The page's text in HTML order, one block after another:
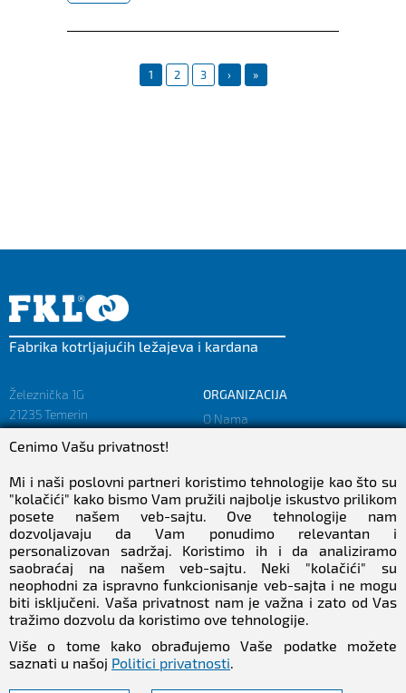
1 2 3 › »
Fabrika kotrljajućih ležajeva i kardana
Železnička 1G
21235 Temerin
sales@fkl-serbia.com
marketing@fkl-serbia.com
ORGANIZACIJA
O Nama
Politika privatnosti
KARIJERA
Karijera
Zaposlenje
Stručna praksa
MEDIJI
Preuzimanja
NEWSletter
Cenimo Vašu privatnost!
Mi i naši poslovni partneri koristimo tehnologije kao što su
"kolačići" kako bismo Vam pružili najbolje iskustvo prilikom
posete našem veb-sajtu. Ove tehnologije nam
dozvoljavaju da Vam ponudimo relevantan i
personalizovan sadržaj. Koristimo ih i da analiziramo
saobraćaj na našem veb-sajtu. Neki "kolačići" su
neophodni za ispravno funkcionisanje veb-sajta i ne mogu
biti isključeni. Vaša privatnost nam je važna i zato od Vas
tražimo dozvolu da koristimo ove tehnologije.
Više o tome kako obrađujemo Vaše podatke možete
saznati u našoj Politici privatnosti.